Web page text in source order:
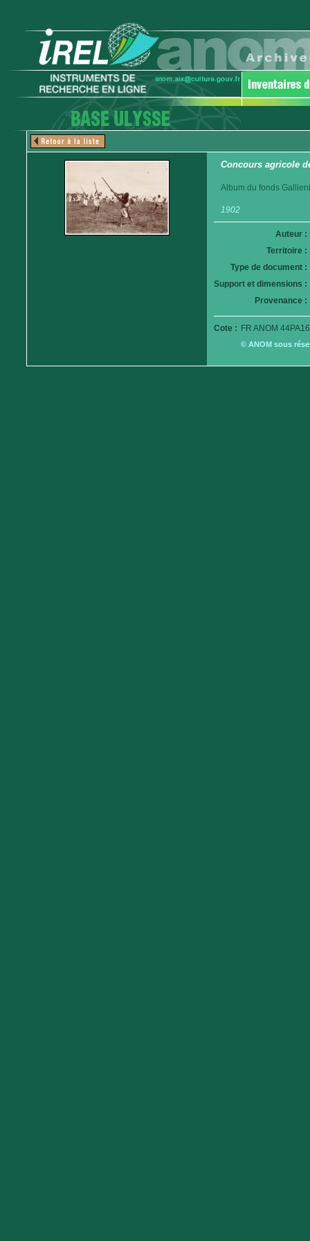
Concours agricole
Album du fonds
1902
Auteur :
Territoire :
Type de document :
Support et dimensions :
Provenance :
Cote : FR ANOM
© ANOM sous